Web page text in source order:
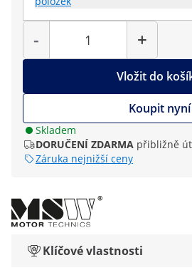
-
Počet
+
Vložit do
Koupit nyní
Skladem
DORUČENÍ ZDARMA přibližně
Záruka nejnižší ceny
Klíčové vlastnosti